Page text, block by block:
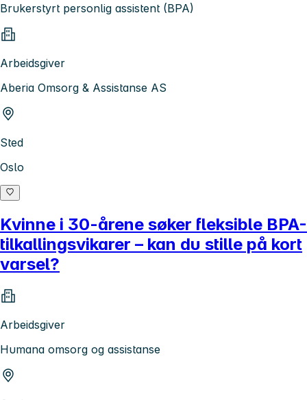
Brukerstyrt personlig assistent (BPA)
Arbeidsgiver
Aberia Omsorg & Assistanse AS
Sted
Oslo
Kvinne i 30-årene søker fleksible BPA-
tilkallingsvikarer – kan du stille på kort
varsel?
Arbeidsgiver
Humana omsorg og assistanse